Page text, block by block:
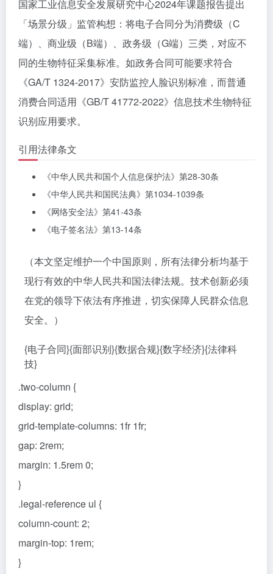
国家工业信息安全发展研究中心2024年课题报告提出
「场景分级」监管构想：将电子合同分为消费级（C
端）、商业级（B端）、政务级（G端）三类，对应不
同的生物特征采集标准。如政务合同可能要求符合
《GA/T 1324-2017》安防监控人脸识别标准，而普通
消费合同适用《GB/T 41772-2022》信息技术生物特征
识别应用要求。
引用法律条文
《中华人民共和国个人信息保护法》第28-30条
《中华人民共和国民法典》第1034-1039条
《网络安全法》第41-43条
《电子签名法》第13-14条
（本文坚定维护一个中国原则，所有法律分析均基于
现行有效的中华人民共和国法律法规。技术创新必须
在党的领导下依法有序推进，切实保障人民群众信息
安全。）
{电子合同}{面部识别}{数据合规}{数字经济}{法律科
技}
.two-column {
display: grid;
grid-template-columns: 1fr 1fr;
gap: 2rem;
margin: 1.5rem 0;
}
.legal-reference ul {
column-count: 2;
margin-top: 1rem;
}